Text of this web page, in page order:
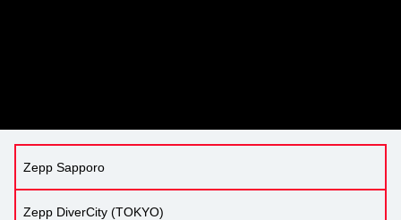
Zepp Sapporo
Zepp DiverCity (TOKYO)